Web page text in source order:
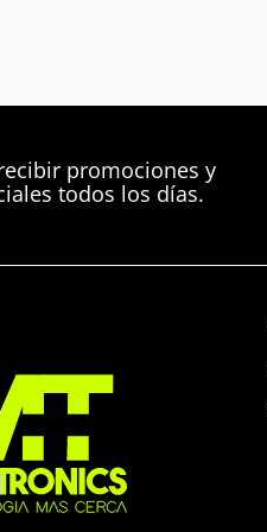
promociones y
todos los días.